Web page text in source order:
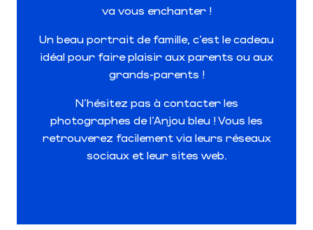
va vous enchanter !
Un beau portrait de famille, c’est le cadeau
idéal pour faire plaisir aux parents ou aux
grands-parents !
N’hésitez pas à contacter les
photographes de l’Anjou bleu ! Vous les
retrouverez facilement via leurs réseaux
sociaux et leur sites web.